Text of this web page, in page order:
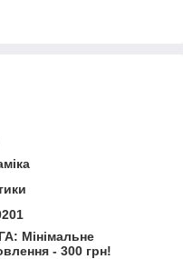
Мінімальне
- 300 грн!